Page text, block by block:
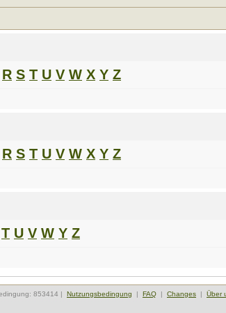
R S T U V W X Y Z
R S T U V W X Y Z
T U V W Y Z
853414 | Nutzungsbedingung | FAQ | Changes | Über